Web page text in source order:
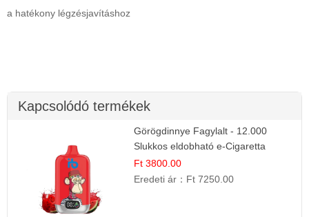
a hatékony légzésjavításhoz
Kapcsolódó termékek
Görögdinnye Fagylalt - 12.000
Slukkos eldobható e-Cigaretta
Ft 3800.00
Eredeti ár： Ft 7250.00